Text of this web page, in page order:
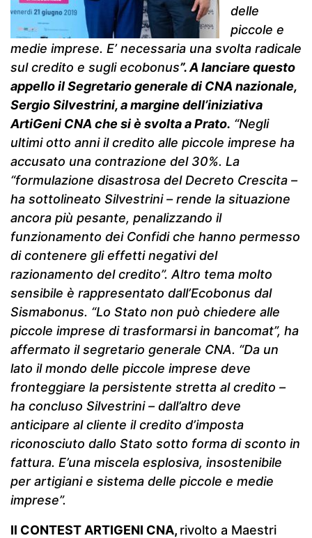
delle
piccole e
medie imprese. E’ necessaria una svolta radicale
sul credito e sugli ecobonus”. A lanciare questo
appello il Segretario generale di CNA nazionale,
Sergio Silvestrini, a margine dell’iniziativa
ArtiGeni CNA che si è svolta a Prato. “Negli
ultimi otto anni il credito alle piccole imprese ha
accusato una contrazione del 30%. La
“formulazione disastrosa del Decreto Crescita –
ha sottolineato Silvestrini – rende la situazione
ancora più pesante, penalizzando il
funzionamento dei Confidi che hanno permesso
di contenere gli effetti negativi del
razionamento del credito”. Altro tema molto
sensibile è rappresentato dall’Ecobonus dal
Sismabonus. “Lo Stato non può chiedere alle
piccole imprese di trasformarsi in bancomat”, ha
affermato il segretario generale CNA. “Da un
lato il mondo delle piccole imprese deve
fronteggiare la persistente stretta al credito –
ha concluso Silvestrini – dall’altro deve
anticipare al cliente il credito d’imposta
riconosciuto dallo Stato sotto forma di sconto in
fattura. E’una miscela esplosiva, insostenibile
per artigiani e sistema delle piccole e medie
imprese”.
Il CONTEST ARTIGENI CNA, rivolto a Maestri